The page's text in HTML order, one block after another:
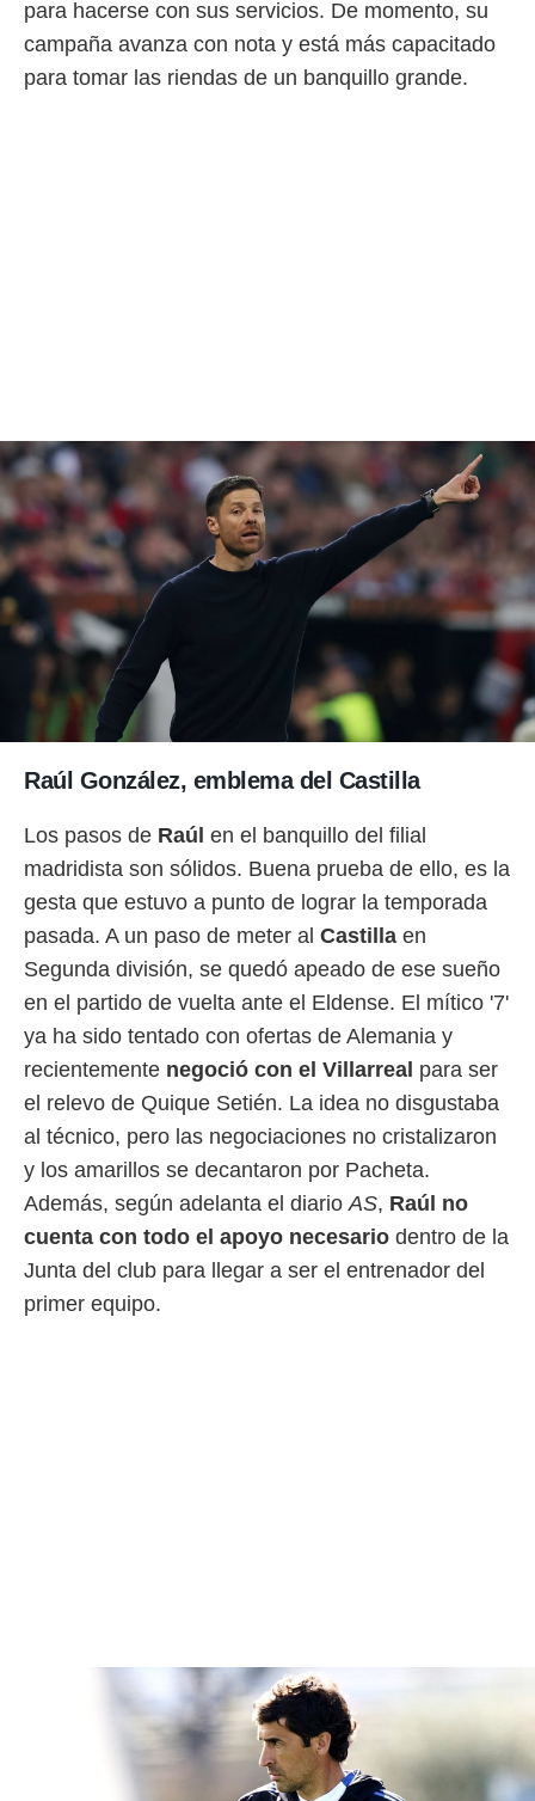
de
uso de
con el
e
mediante
publicidad
de
1199
para hacerse con sus servicios. De momento, su
campaña avanza con nota y está más capacitado
para tomar las riendas de un banquillo grande.
Raúl González, emblema del Castilla
Los pasos de Raúl en el banquillo del filial
madridista son sólidos. Buena prueba de ello, es la
gesta que estuvo a punto de lograr la temporada
pasada. A un paso de meter al Castilla en
Segunda división, se quedó apeado de ese sueño
en el partido de vuelta ante el Eldense. El mítico '7'
ya ha sido tentado con ofertas de Alemania y
recientemente negoció con el Villarreal para ser
el relevo de Quique Setién. La idea no disgustaba
al técnico, pero las negociaciones no cristalizaron
y los amarillos se decantaron por Pacheta.
Además, según adelanta el diarioAS, Raúl no
cuenta con todo el apoyo necesario dentro de la
Junta del club para llegar a ser el entrenador del
primer equipo.